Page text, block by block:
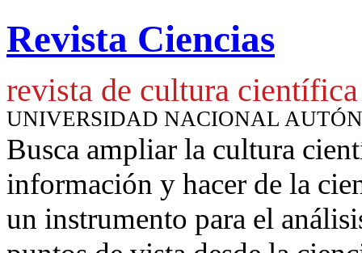
Revista Ciencias
revista de cultura científica
UNIVERSIDAD NACIONAL
Busca ampliar la cultura
información y hacer de la
un instrumento para el